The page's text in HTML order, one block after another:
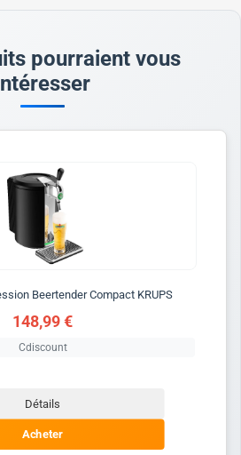
pourraient vous
Beertender Compact KRUPS
148,99 €
Cdiscount
Détails
Acheter